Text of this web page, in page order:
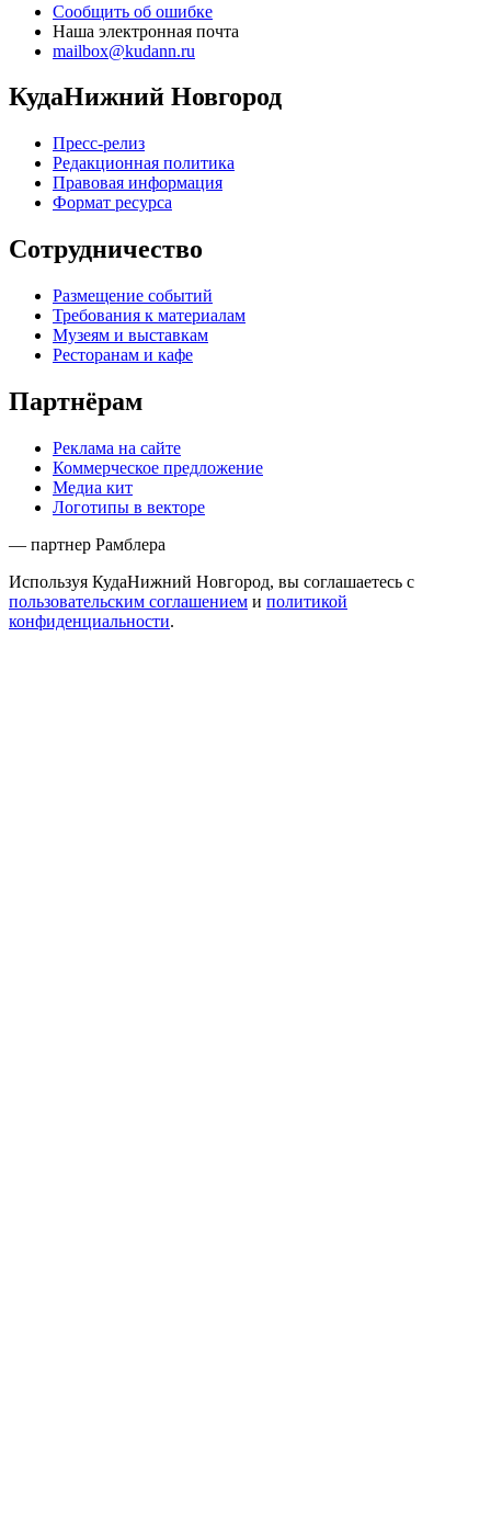
Сообщить об ошибке
Наша электронная почта
mailbox@kudann.ru
КудаНижний Новгород
Пресс-релиз
Редакционная политика
Правовая информация
Формат ресурса
Сотрудничество
Размещение событий
Требования к материалам
Музеям и выставкам
Ресторанам и кафе
Партнёрам
Реклама на сайте
Коммерческое предложение
Медиа кит
Логотипы в векторе
— партнер Рамблера
Используя КудаНижний Новгород, вы соглашаетесь с
пользовательским соглашением и политикой
конфиденциальности.